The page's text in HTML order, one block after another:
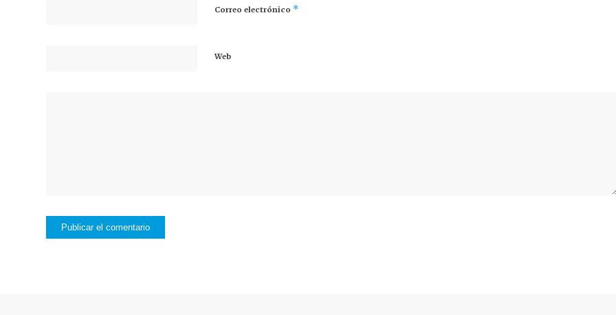
Correo electrónico *
Web